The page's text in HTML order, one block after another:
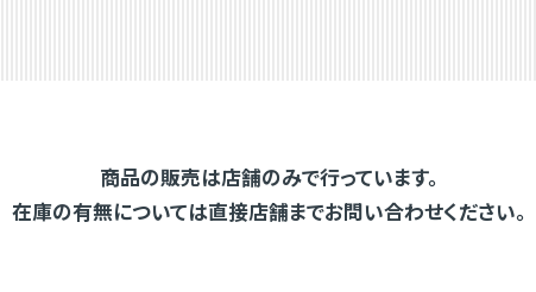
商品の販売は店舗のみで行っています。
在庫の有無については直接店舗までお問い合わせください。